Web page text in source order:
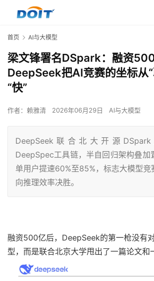
首页 AI与大模型
梁文锋署名DSpark：融资500
DeepSeek把AI竞赛的坐标从
“快”
作者： 赖雅清 2026年06月29日 AI与大模型
DeepSeek联合北大开源
DeepSpec工具链，半自回归架构叠加
单用户提速60%至85%，标志大模型竞
向推理效率决胜。
融资500亿后，DeepSeek的第一枪没有
型，而是联合北京大学甩出了一篇论文和